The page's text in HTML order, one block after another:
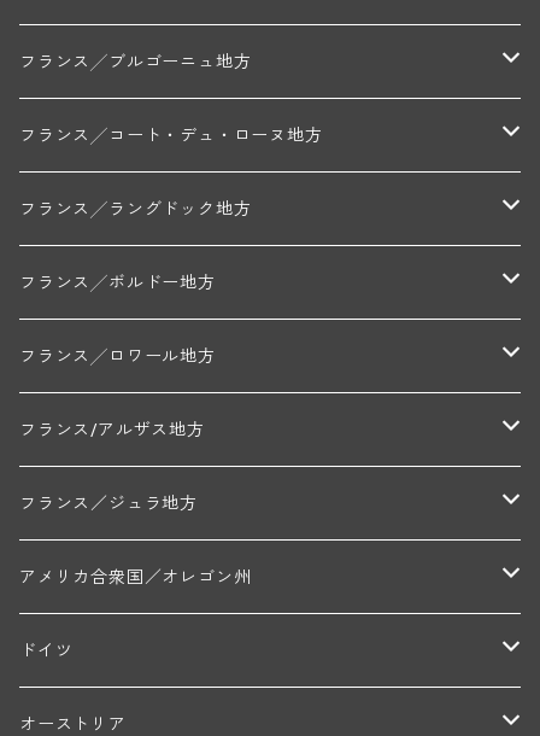
モンターニュ・ド・ランス
トリシェ・ディディエ
コート・デ・ブラン
ミッシェル・ジュネ
フランス╱ブルゴーニュ地方
シャブリ地区
プティ・ポンティニィ(シャブリ)
アラン・マティアス(トネロワ)
コート・ド・ニュイ地区
クロード・デュガ(ジュヴレ・シャンベルタン)
セラファン・ペール・エ・フィス(ジュヴレ・シャンベルタン)
エマニュエル・ルジェ(フラジェ・エシェゾー)
コート・ド・ボーヌ地区
フランソワーズ・ジャニアール(ペルナン・ヴェルジュレス)
マルキ・ダンジェルヴィル(ヴォルネー)
コート・シャロネーズ地区
ロワイエ(コート・デュ・クーショワ)
A&Pド・ヴィレーヌ(ブーズロン)
マコネ地区
マンシア・ポンセ(シャントレ)
ボージョレ地区
フランク・ジュイヤール(ジュリエナ)
ギイ・ブルトン(モルゴン)
フランス╱コート・デュ・ローヌ地方
北部地区
ジャン・ルイ・シャーヴ(エルミタージュ)
ジャン・ルイ・シャーヴ・セレクション(エルミタージュ)
南部地区
ル・ヴュー・ドンジョン(シャトーヌフ・デュ・パプ)
シャトー・ライヤ(シャトーヌフ・デュ・パプ)
フランス╱ラングドック地方
コトー・デュ・ラングドック地区
ド・ロルチュ(ヴァルフローネ)
ヴァン・ド・ペイ・ド・レロー
ムーラン・ド・ガサック
フランス╱ボルドー地方
アントル・ドゥー・メール地区
シャトー・レストリーユ
メドック地区
シャトー・ル・タンプル
フランス╱ロワール地方
ペイ・ナンテ地区
デ・オー・ペミオン(ムスカデ)
サントル・ニヴェルネ地区
ディディエ・ダグノー(プイィ・フュメ)
レジス・ミネ(プイィ・フュメ)
トゥーレーヌ地区
ド・ラ・ノブレ(シノン)
フランス/アルザス地方
ロリー・ガスマン
フランス／ジュラ地方
アルボワ
ペリカン
アメリカ合衆国／オレゴン州
ウィラメット・ヴァレー
ニコラ・ジェイ
ドイツ
ラインガウ
オーストリア